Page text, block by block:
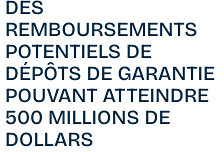
DES
REMBOURSEMENTS
POTENTIELS DE
DÉPÔTS DE GARANTIE
POUVANT ATTEINDRE
500 MILLIONS DE
DOLLARS